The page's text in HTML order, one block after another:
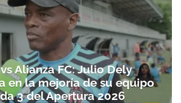
Alianza FC: Julio Dely
en la mejoría de su equipo
3 del Apertura 2026